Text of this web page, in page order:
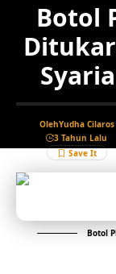
Botol
OlehYudha Cilaros
3 Tahun Lalu
Botol